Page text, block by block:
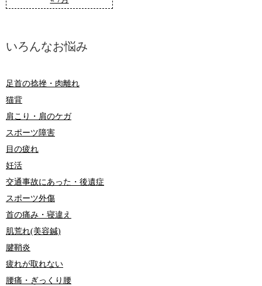
いろんなお悩み
足首の捻挫・肉離れ
猫背
肩こり・肩のケガ
スポーツ障害
目の疲れ
妊活
交通事故にあった・後遺症
スポーツ外傷
首の痛み・寝違え
肌荒れ(美容鍼)
腱鞘炎
疲れが取れない
腰痛・ぎっくり腰